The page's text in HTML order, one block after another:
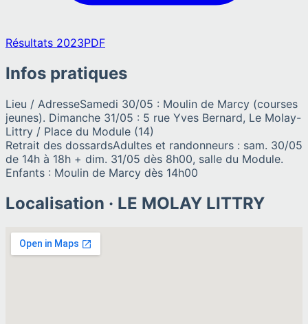
Résultats 2023PDF
Infos pratiques
Lieu / AdresseSamedi 30/05 : Moulin de Marcy (courses
jeunes). Dimanche 31/05 : 5 rue Yves Bernard, Le Molay-
Littry / Place du Module (14)
Retrait des dossardsAdultes et randonneurs : sam. 30/05
de 14h à 18h + dim. 31/05 dès 8h00, salle du Module.
Enfants : Moulin de Marcy dès 14h00
Localisation · LE MOLAY LITTRY